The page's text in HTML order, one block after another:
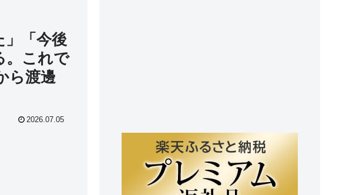
」「今後
。これで
ら渡邊
2026.07.05